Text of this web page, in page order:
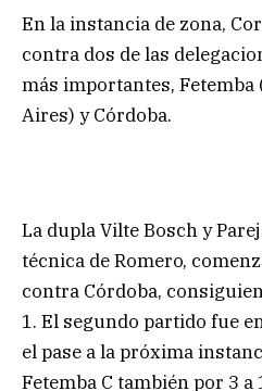
En la instancia de zona,
contra dos de las
más importantes, Fetemba
Aires) y Córdoba.
La dupla Vilte Bosch y
técnica de Romero,
contra Córdoba,
1. El segundo partido fue
el pase a la próxima
Fetemba C también por 3